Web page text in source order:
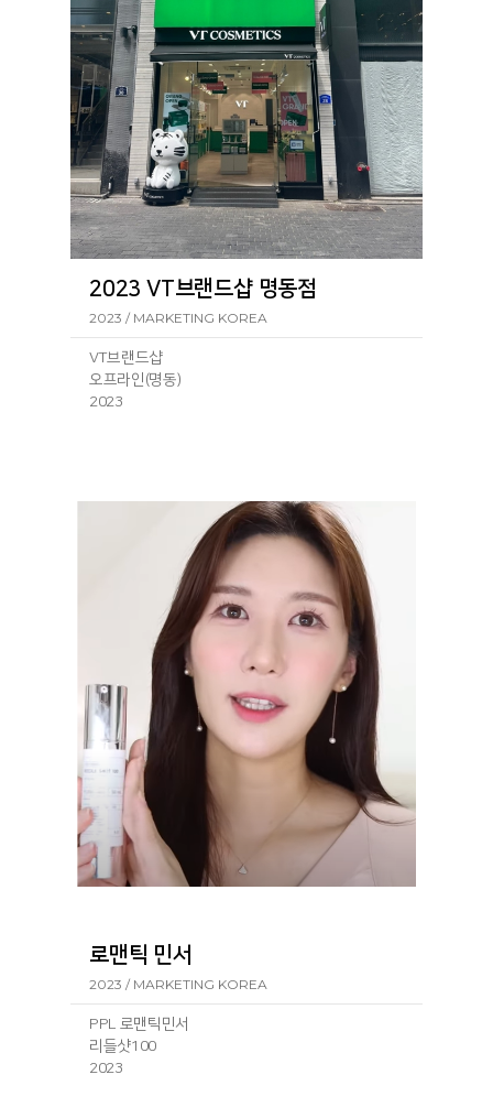
서울 중구 장충단로 257-1 VT코스메틱 동대문
점257-1
ㆍVT코스메틱 월드점
서울 중구 명동4길 40 VT코스메틱 월드점40
ㆍVT코스메틱 명동5호점
서울 중구 남대문로 66-1 1층 1호 VT코스메틱
명동5호점66-1
2023 VT브랜드샵 명동점
2023 / MARKETING KOREA
VT브랜드샵
오프라인(명동)
2023
로맨틱 민서
2023 / MARKETING KOREA
PPL 로맨틱민서
리들샷100
2023